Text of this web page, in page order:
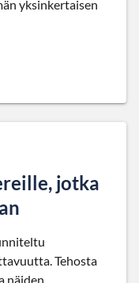
yksinkertaisen
jotka
Tehosta
näiden